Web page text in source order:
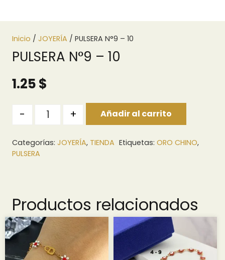
Inicio / JOYERÍA / PULSERA N°9 – 10
PULSERA N°9 – 10
1.25$
- + Añadir al carrito
Categorías: JOYERÍA, TIENDA Etiquetas: ORO CHINO,
PULSERA
Productos relacionados